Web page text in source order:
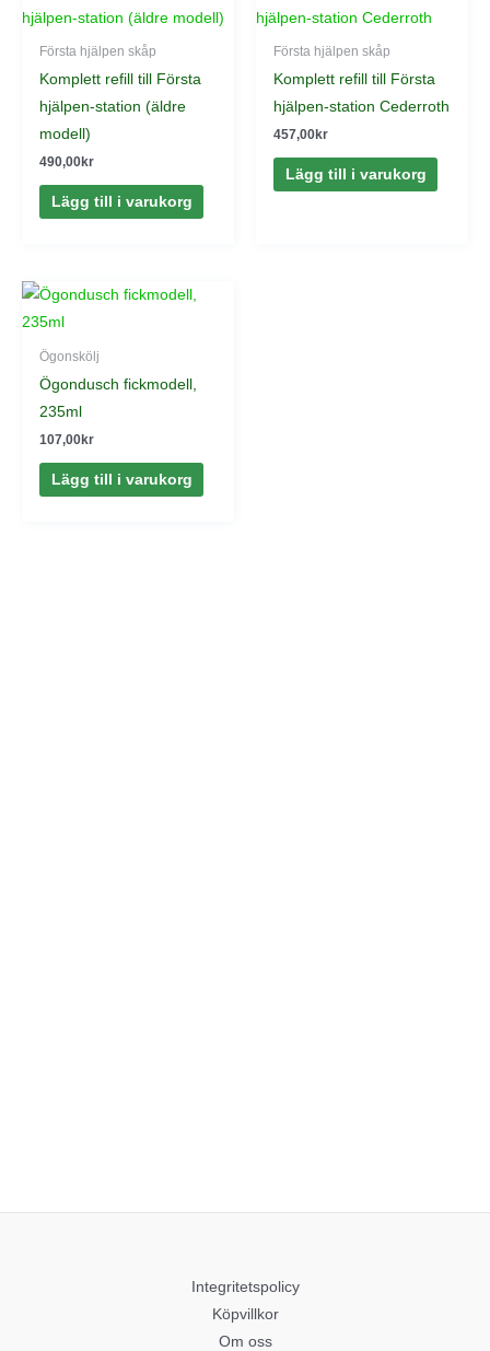
Första hjälpen skåp
Komplett refill till Första
hjälpen-station (äldre
modell)
490,00kr
Lägg till i varukorg
Första hjälpen skåp
Komplett refill till Första
hjälpen-station Cederroth
457,00kr
Lägg till i varukorg
Ögonskölj
Ögondusch fickmodell,
235ml
107,00kr
Lägg till i varukorg
Integritetspolicy
Köpvillkor
Om oss